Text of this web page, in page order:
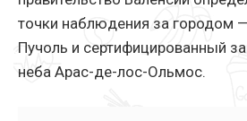
точки наблюдения за городом
Пучоль и сертифицированный
неба Арас-де-лос-Ольмос.